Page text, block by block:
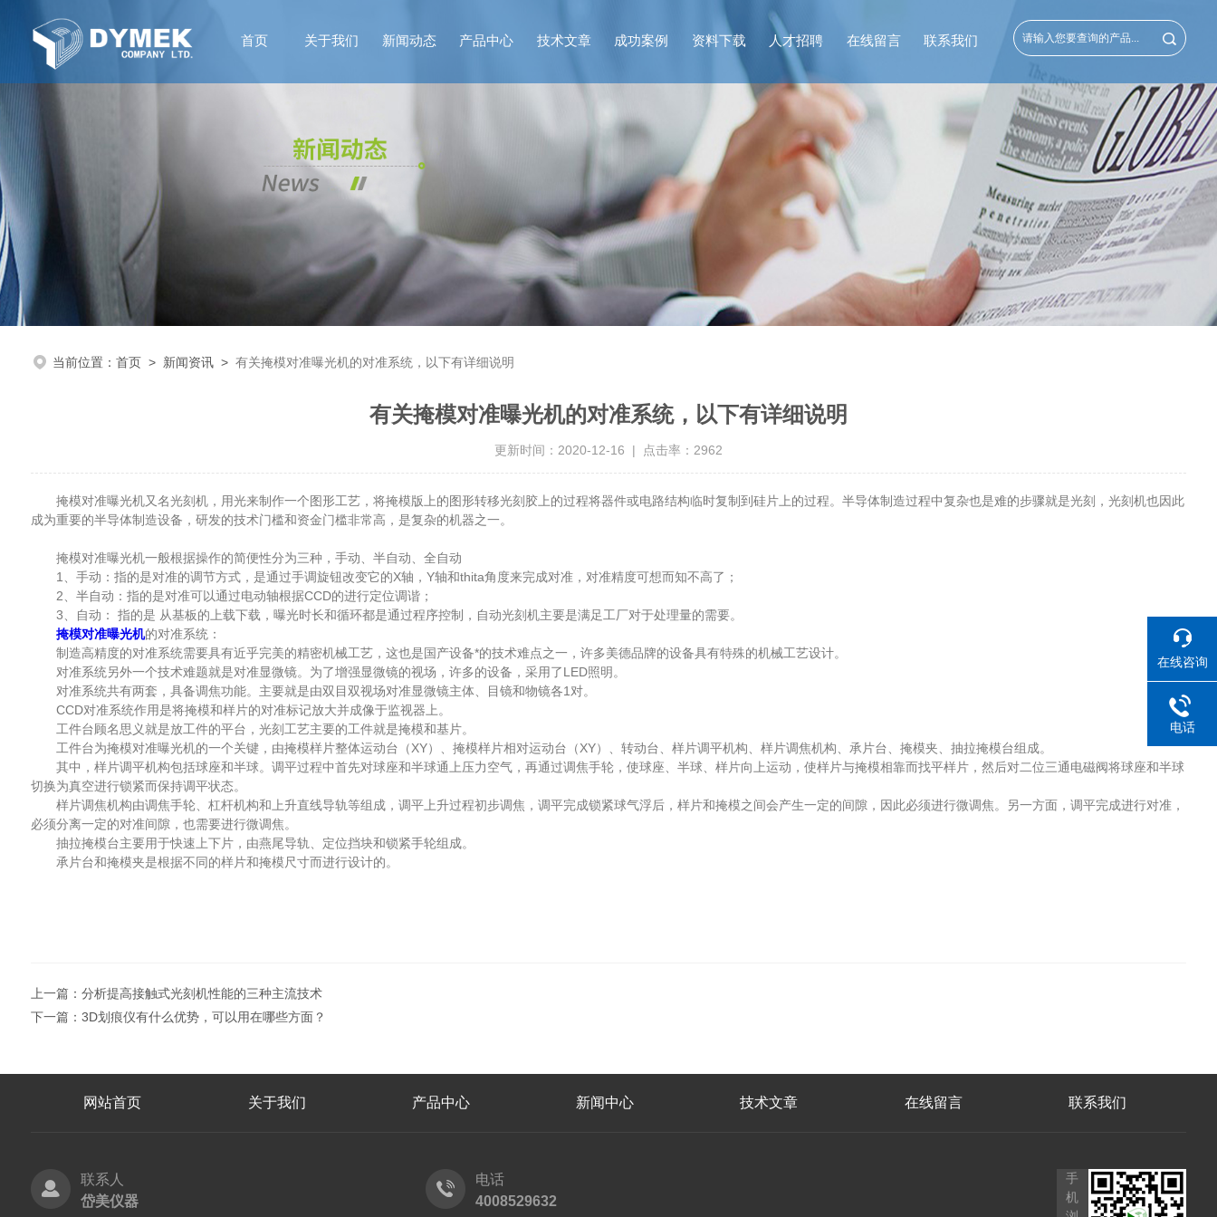
首页 关于我们 新闻动态 产品中心 技术文章 成功案例 资料下载 人才招聘 在线留言 联系我们
当前位置： 首页> 新闻资讯> 有关掩模对准曝光机的对准系统，以下有详细说明
有关掩模对准曝光机的对准系统，以下有详细说明
更新时间：2020-12-16 | 点击率：2962
掩模对准曝光机又名光刻机，用光来制作一个图形工艺，将掩模版上的图形转移光刻胶上的过程将器件或电路结构临时复制到硅片上的过程。半导体制造过程中复杂也是难的步骤就是光刻，光刻机也因此
成为重要的半导体制造设备，研发的技术门槛和资金门槛非常高，是复杂的机器之一。
掩模对准曝光机一般根据操作的简便性分为三种，手动、半自动、全自动
1、手动：指的是对准的调节方式，是通过手调旋钮改变它的X轴，Y轴和thita角度来完成对准，对准精度可想而知不高了；
2、半自动：指的是对准可以通过电动轴根据CCD的进行定位调谐；
3、自动： 指的是 从基板的上载下载，曝光时长和循环都是通过程序控制，自动光刻机主要是满足工厂对于处理量的需要。
掩模对准曝光机的对准系统：
制造高精度的对准系统需要具有近乎完美的精密机械工艺，这也是国产设备*的技术难点之一，许多美德品牌的设备具有特殊的机械工艺设计。
对准系统另外一个技术难题就是对准显微镜。为了增强显微镜的视场，许多的设备，采用了LED照明。
对准系统共有两套，具备调焦功能。主要就是由双目双视场对准显微镜主体、目镜和物镜各1对。
CCD对准系统作用是将掩模和样片的对准标记放大并成像于监视器上。
工件台顾名思义就是放工件的平台，光刻工艺主要的工件就是掩模和基片。
工件台为掩模对准曝光机的一个关键，由掩模样片整体运动台（XY）、掩模样片相对运动台（XY）、转动台、样片调平机构、样片调焦机构、承片台、掩模夹、抽拉掩模台组成。
其中，样片调平机构包括球座和半球。调平过程中首先对球座和半球通上压力空气，再通过调焦手轮，使球座、半球、样片向上运动，使样片与掩模相靠而找平样片，然后对二位三通电磁阀将球座和半球
切换为真空进行锁紧而保持调平状态。
样片调焦机构由调焦手轮、杠杆机构和上升直线导轨等组成，调平上升过程初步调焦，调平完成锁紧球气浮后，样片和掩模之间会产生一定的间隙，因此必须进行微调焦。另一方面，调平完成进行对准，
必须分离一定的对准间隙，也需要进行微调焦。
抽拉掩模台主要用于快速上下片，由燕尾导轨、定位挡块和锁紧手轮组成。
承片台和掩模夹是根据不同的样片和掩模尺寸而进行设计的。
上一篇： 分析提高接触式光刻机性能的三种主流技术
下一篇： 3D划痕仪有什么优势，可以用在哪些方面？
网站首页 关于我们 产品中心 新闻中心 技术文章 在线留言 联系我们
联系人
岱美仪器
电话
4008529632
手
机
在线咨询
电话